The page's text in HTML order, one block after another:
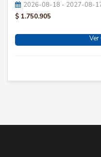
2026-08-18 - 2027-08-
$ 1.750.905
Ver